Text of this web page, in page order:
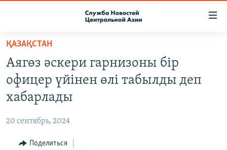
Вернуться
основному
содержанию
Вернутся
главной
навигации
Вернутся
ПОДПИСКА
КОНТАКТЫ
НАСТОЯЩЕЕ ВРЕМЯ
МИГРАНТ МЕДИА
ҚАЗАҚСТАН
Аягөз әскери гарнизоны бір
офицер үйінен өлі табылды деп
хабарлады
20 сентябрь, 2024
Поделиться